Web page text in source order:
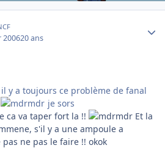
200620 ans
y a toujours ce problème de fanal
je sors
ca va taper fort la !!
Et la
s'il y a une ampoule a
ne pas le faire !! okok